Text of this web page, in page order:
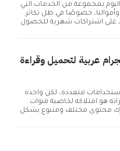
اليوم بمجموعة من الخدمات التي
خصوصًا في ظل تكاثر
على اشتراكات شهرية للحصول
عربية لتحميل وقراءة
متعددة، لكن واحدة
هو امتلاكه لخاصية قنوات
محتوى مختلف ومتنوع بشكل